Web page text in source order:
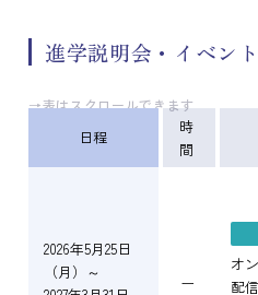
進学説明会・イベント
→表はスクロールできます
日程
時
間
2026年5月25日
（月）～
ー
オ
配信